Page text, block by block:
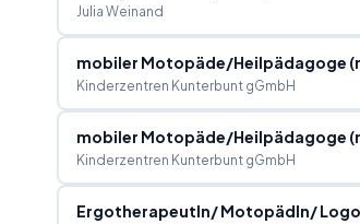
Julia Weinand
mobiler Motopäde/Heilpädagoge
Kinderzentren Kunterbunt gGmbH
mobiler Motopäde/Heilpädagoge
Kinderzentren Kunterbunt gGmbH
ErgotherapeutIn/ MotopädIn/